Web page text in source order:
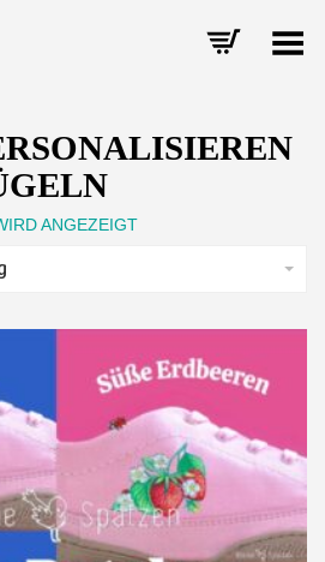
Toggle Menu
ANGEZEIGT